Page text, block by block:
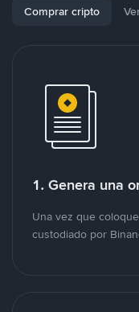
Comprar cripto
1. Genera una
Una vez que
custodiado por